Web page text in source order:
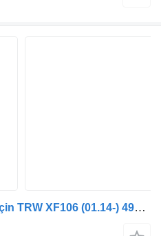
DAF XF106 (2014-) çekici için TRW XF106 (01.14-) 49002679 hidrolik amplifikatör